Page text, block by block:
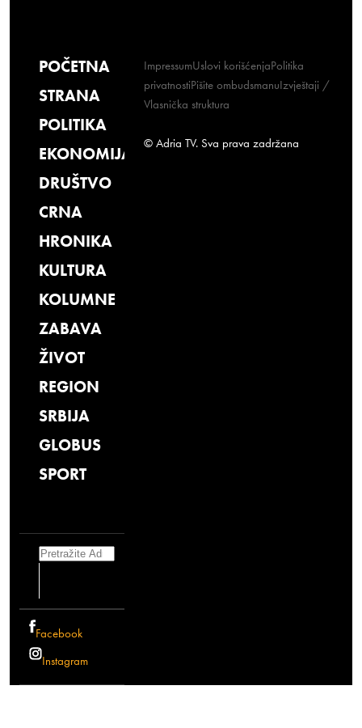
POČETNA
STRANA
POLITIKA
EKONOMIJA
DRUŠTVO
CRNA
HRONIKA
KULTURA
KOLUMNE
ZABAVA
ŽIVOT
REGION
SRBIJA
GLOBUS
SPORT
Search
Facebook
Instagram
ImpressumUslovi korišćenjaPolitika
privatnostiPišite ombudsmanuIzvještaji /
Vlasnička struktura
© Adria TV. Sva prava zadržana